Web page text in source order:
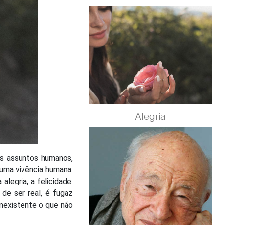
assuntos humanos,
vivência humana.
alegria, a felicidade.
de ser real, é fugaz
o que não
Alegria